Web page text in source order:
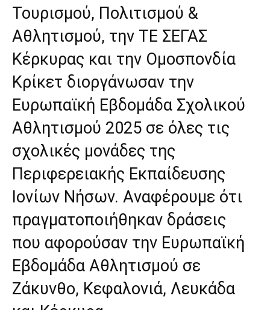
Τουρισμού, Πολιτισμού &
Αθλητισμού, την ΤΕ ΣΕΓΑΣ
Κέρκυρας και την Ομοσπονδία
Κρίκετ διοργάνωσαν την
Ευρωπαϊκή Εβδομάδα Σχολικού
Αθλητισμού 2025 σε όλες τις
σχολικές μονάδες της
Περιφερειακής Εκπαίδευσης
Ιονίων Νήσων. Aναφέρουμε ότι
πραγματοποιήθηκαν δράσεις
που αφορούσαν την Ευρωπαϊκή
Εβδομάδα Αθλητισμού σε
Ζάκυνθο, Κεφαλονιά, Λευκάδα